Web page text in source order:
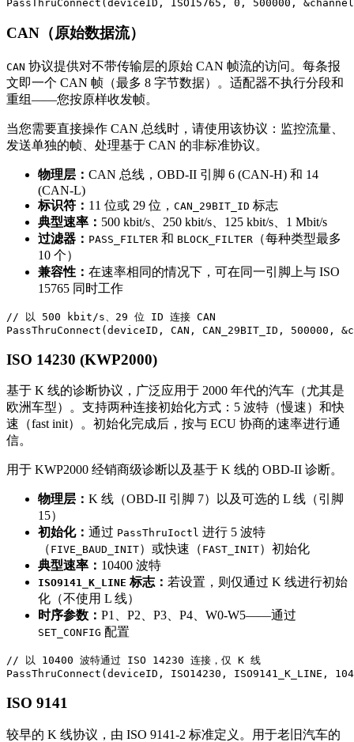
PassThruConnect(deviceID, ISO15765, 0, 500000,
CAN（原始数据流）
CAN 协议提供对不带传输层的原始 CAN 帧流的访问。每条报
文即一个 CAN 帧（最多 8 字节数据）。适配器不执行分段和
重组——您按原样收发帧。
当您需要直接操作 CAN 总线时，请使用该协议：监控流量、
发送单独的帧、处理基于 CAN 的非标准协议。
物理层： CAN 总线，OBD-II 引脚 6 (CAN-H) 和 14
(CAN-L)
标识符： 11 位或 29 位， CAN_29BIT_ID 标志
典型速率： 500 kbit/s、250 kbit/s、125 kbit/s、1 Mbit/s
过滤器： PASS_FILTER 和 BLOCK_FILTER （每种类型最多
10 个）
兼容性： 在速率相同的情况下，可在同一引脚上与 ISO
15765 同时工作
// 以 500 kbit/s、29 位 ID 连接 CAN
PassThruConnect(deviceID, CAN, CAN_29BIT_ID, 500000,
ISO 14230 (KWP2000)
基于 K 线的诊断协议，广泛应用于 2000 年代的汽车（尤其是
欧洲车型）。支持两种连接初始化方式：5 波特（慢速）和快
速（fast init）。初始化完成后，按与 ECU 协商的速率进行通
信。
用于 KWP2000 经销商级诊断以及基于 K 线的 OBD-II 诊断。
物理层： K 线（OBD-II 引脚 7）以及可选的 L 线（引脚
15）
初始化： 通过 PassThruIoctl 进行 5 波特
（ FIVE_BAUD_INIT）或快速（ FAST_INIT）初始化
典型速率： 10400 波特
ISO9141_K_LINE 标志： 若设置，则仅通过 K 线进行初始
化（不使用 L 线）
时序参数： P1、P2、P3、P4、W0-W5——通过
SET_CONFIG 配置
// 以 10400 波特通过 ISO 14230 连接，仅 K 线
PassThruConnect(deviceID, ISO14230, ISO9141_K_LINE,
ISO 9141
较早的 K 线协议，由 ISO 9141-2 标准定义。用于老旧汽车的